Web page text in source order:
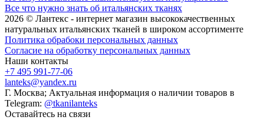
Все что нужно знать об итальянских тканях
2026 © Лантекс - интернет магазин высококачественных
натуральных итальянских тканей в широком ассортименте
Политика обрабоки персональных данных
Согласие на обработку персональных данных
Наши контакты
+7 495 991-77-06
lanteks@yandex.ru
Г. Москва; Актуальная информация о наличии товаров в
Telegram: @tkanilanteks
Оставайтесь на связи